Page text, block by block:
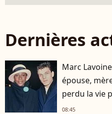
Dernières
Marc
épouse,
perdu la vie
08:45